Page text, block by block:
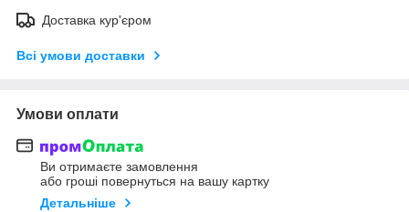
Доставка кур'єром
Всі умови доставки
Умови оплати
Ви отримаєте замовлення
або гроші повернуться на вашу картку
Детальніше